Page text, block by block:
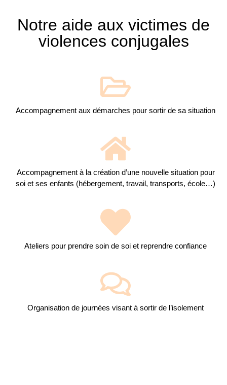
Notre aide aux victimes de
violences conjugales
Accompagnement aux démarches pour sortir de sa situation
Accompagnement à la création d’une nouvelle situation pour
soi et ses enfants (hébergement, travail, transports, école…)
Ateliers pour prendre soin de soi et reprendre confiance
Organisation de journées visant à sortir de l’isolement